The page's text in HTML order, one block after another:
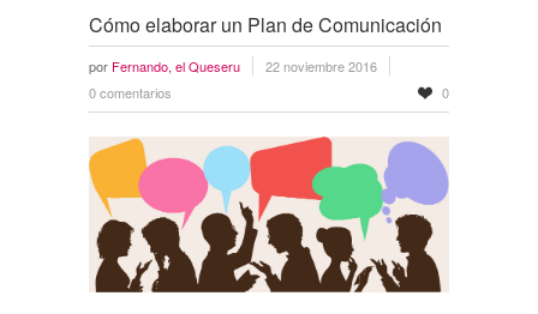
Cómo elaborar un Plan de Comunicación
por Fernando, el Queseru
22 noviembre 2016
0 comentarios
0